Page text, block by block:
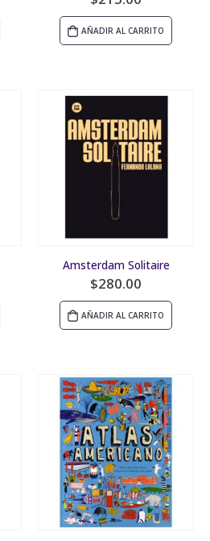
AÑADIR AL CARRITO
Amsterdam Solitaire
$280.00
AÑADIR AL CARRITO